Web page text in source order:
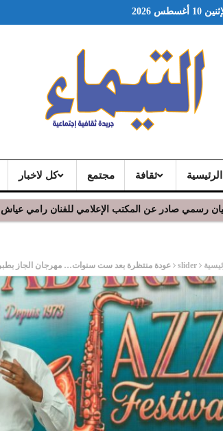
10 أغسطس 2026
الرئيسية ثقافة مجتمع كل لاخبار
رسمي صادر عن المكتب الإعلامي للفنان رامي عياش
slider عودة منتظرة بعد ست سنوات… مهرجان الجاز